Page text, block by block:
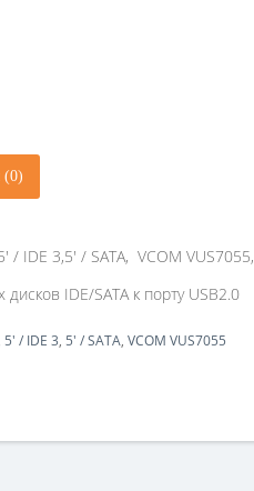
(0)
/ IDE 3,5' / SATA, VCOM VUS7055,
IDE/SATA к порту USB2.0
5' / IDE 3, 5' / SATA, VCOM VUS7055